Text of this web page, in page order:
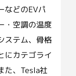
などのEVパ
・空調の温度
ステム、骨格
にカテゴライ
た、Tesla社